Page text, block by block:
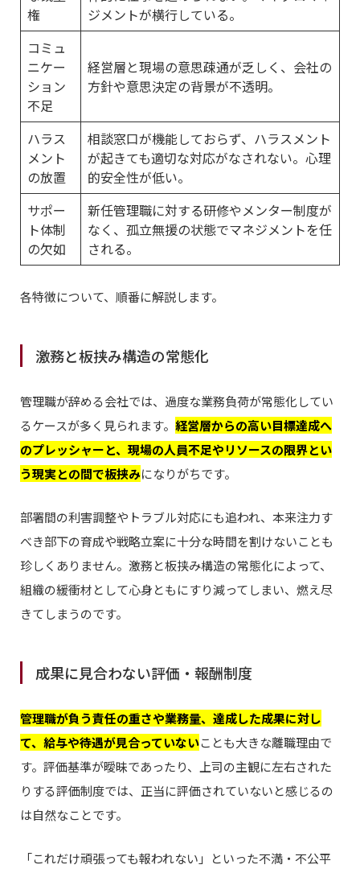
権
ジメントが横行している。
コミュ
ニケー
ション
不足
経営層と現場の意思疎通が乏しく、会社の
方針や意思決定の背景が不透明。
ハラス
メント
の放置
相談窓口が機能しておらず、ハラスメント
が起きても適切な対応がなされない。心理
的安全性が低い。
サポー
ト体制
の欠如
新任管理職に対する研修やメンター制度が
なく、孤立無援の状態でマネジメントを任
される。
各特徴について、順番に解説します。
激務と板挟み構造の常態化
管理職が辞める会社では、過度な業務負荷が常態化してい
るケースが多く見られます。 経営層からの高い目標達成へ
のプレッシャーと、現場の人員不足やリソースの限界とい
う現実との間で板挟みになりがちです。
部署間の利害調整やトラブル対応にも追われ、本来注力す
べき部下の育成や戦略立案に十分な時間を割けないことも
珍しくありません。激務と板挟み構造の常態化によって、
組織の緩衝材として心身ともにすり減ってしまい、燃え尽
きてしまうのです。
成果に見合わない評価・報酬制度
管理職が負う責任の重さや業務量、達成した成果に対し
て、給与や待遇が見合っていないことも大きな離職理由で
す。評価基準が曖昧であったり、上司の主観に左右された
りする評価制度では、正当に評価されていないと感じるの
は自然なことです。
「これだけ頑張っても報われない」といった不満・不公平